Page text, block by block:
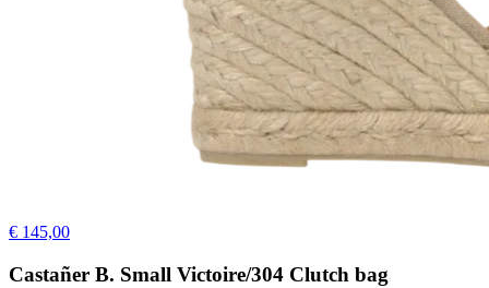
€ 145,00
Castañer B. Small Victoire/304 Clutch bag